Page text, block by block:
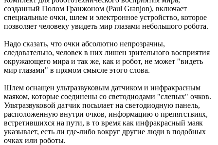
созданный Полом Гранжоном (Paul Granjon), включает
специальные очки, шлем и электронное устройство, которое
позволяет человеку увидеть мир глазами небольшого робота.
Надо сказать, что очки абсолютно непрозрачны,
следовательно, человек в них лишен зрительного восприятия
окружающего мира и так же, как и робот, не может "видеть
мир глазами" в прямом смысле этого слова.
Шлем оснащен ультразвуковым датчиком и инфракрасным
маяком, которые соединены со светодиодами "слепых" очков.
Ультразвуковой датчик посылает на светодиодную панель,
расположенную внутри очков, информацию о препятствиях,
встретившихся на пути, в то время как инфракрасный маяк
указывает, есть ли где-либо вокруг другие люди в подобных
очках или роботы.